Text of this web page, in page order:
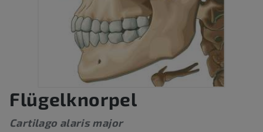
Flügelknorpel
Cartilago alaris major